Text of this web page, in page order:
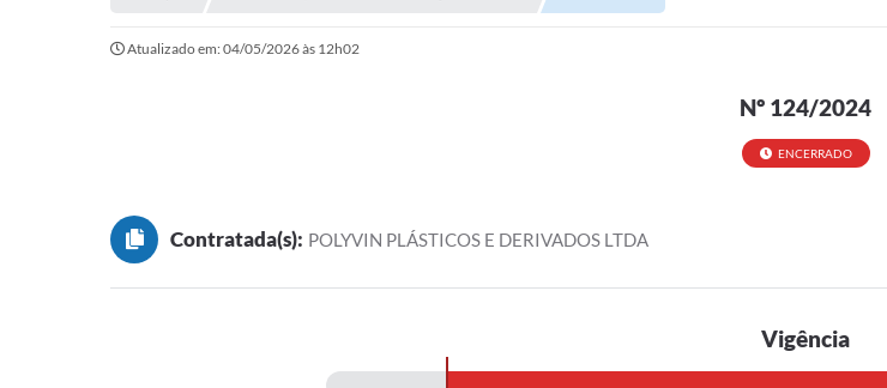
Atualizado em: 04/05/2026 às 12h02
Nº 124/2024
ENCERRADO
Contratada(s): POLYVIN PLÁSTICOS E DERIVADOS LTDA
Vigência